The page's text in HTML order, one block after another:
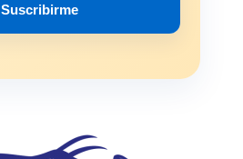
Suscribirme